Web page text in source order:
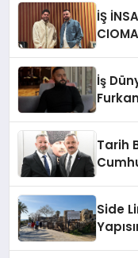
İŞ
İş
Tarih
Side